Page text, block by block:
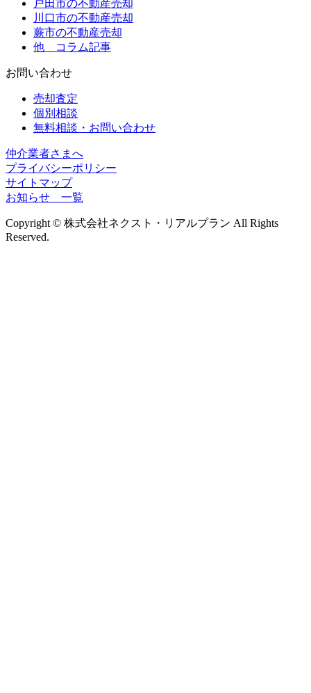
戸田市の不動産売却
川口市の不動産売却
蕨市の不動産売却
他 コラム記事
お問い合わせ
売却査定
個別相談
無料相談・お問い合わせ
仲介業者さまへ
プライバシーポリシー
サイトマップ
お知らせ 一覧
Copyright © 株式会社ネクスト・リアルプラン All Rights
Reserved.